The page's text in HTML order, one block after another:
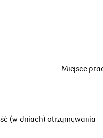
Miejsce
(w dniach) otrzymywania